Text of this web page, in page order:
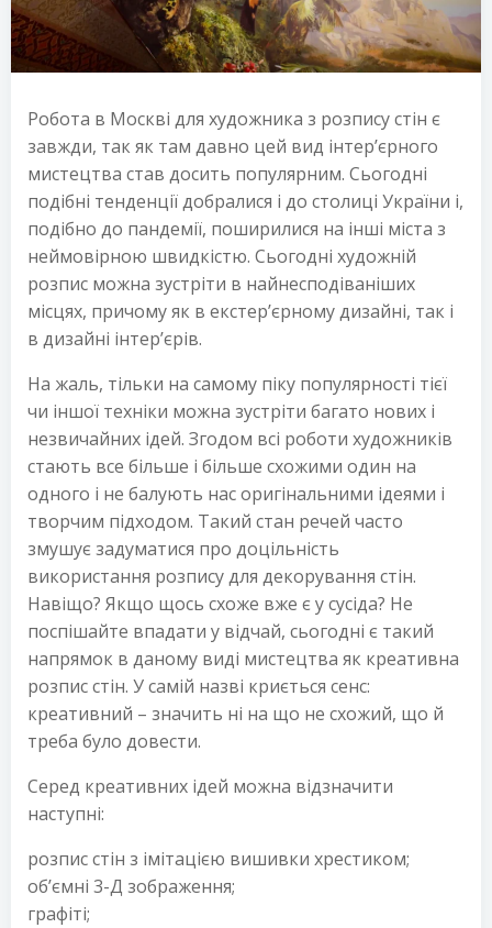
Робота в Москві для художника з розпису стін є
завжди, так як там давно цей вид інтер’єрного
мистецтва став досить популярним. Сьогодні
подібні тенденції добралися і до столиці України і,
подібно до пандемії, поширилися на інші міста з
неймовірною швидкістю. Сьогодні художній
розпис можна зустріти в найнесподіваніших
місцях, причому як в екстер’єрному дизайні, так і
в дизайні інтер’єрів.
На жаль, тільки на самому піку популярності тієї
чи іншої техніки можна зустріти багато нових і
незвичайних ідей. Згодом всі роботи художників
стають все більше і більше схожими один на
одного і не балують нас оригінальними ідеями і
творчим підходом. Такий стан речей часто
змушує задуматися про доцільність
використання розпису для декорування стін.
Навіщо? Якщо щось схоже вже є у сусіда? Не
поспішайте впадати у відчай, сьогодні є такий
напрямок в даному виді мистецтва як креативна
розпис стін. У самій назві криється сенс:
креативний – значить ні на що не схожий, що й
треба було довести.
Серед креативних ідей можна відзначити
наступні:
розпис стін з імітацією вишивки хрестиком;
об’ємні 3-Д зображення;
графіті;